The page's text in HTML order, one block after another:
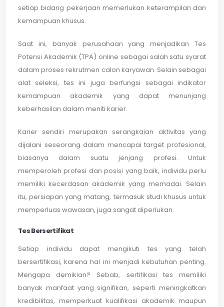
setiap bidang pekerjaan memerlukan keterampilan dan
kemampuan khusus.
Saat ini, banyak perusahaan yang menjadikan Tes
Potensi Akademik (TPA) online sebagai salah satu syarat
dalam proses rekrutmen calon karyawan. Selain sebagai
alat seleksi, tes ini juga berfungsi sebagai indikator
kemampuan akademik yang dapat menunjang
keberhasilan dalam meniti karier.
Karier sendiri merupakan serangkaian aktivitas yang
dijalani seseorang dalam mencapai target profesional,
biasanya dalam suatu jenjang profesi. Untuk
memperoleh profesi dan posisi yang baik, individu perlu
memiliki kecerdasan akademik yang memadai. Selain
itu, persiapan yang matang, termasuk studi khusus untuk
memperluas wawasan, juga sangat diperlukan.
Tes Bersertifikat
Setiap individu dapat mengikuti tes yang telah
bersertifikasi, karena hal ini menjadi kebutuhan penting.
Mengapa demikian? Sebab, sertifikasi tes memiliki
banyak manfaat yang signifikan, seperti meningkatkan
kredibilitas, memperkuat kualifikasi akademik maupun